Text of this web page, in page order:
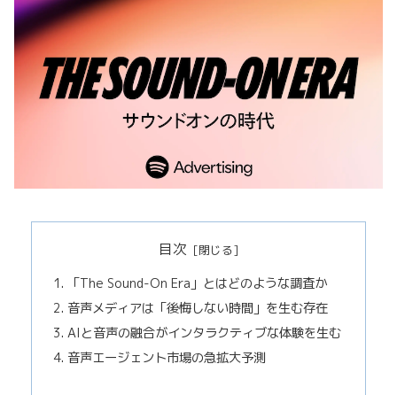
目次
「The Sound-On Era」とはどのような調査か
音声メディアは「後悔しない時間」を生む存在
AIと音声の融合がインタラクティブな体験を生む
音声エージェント市場の急拡大予測